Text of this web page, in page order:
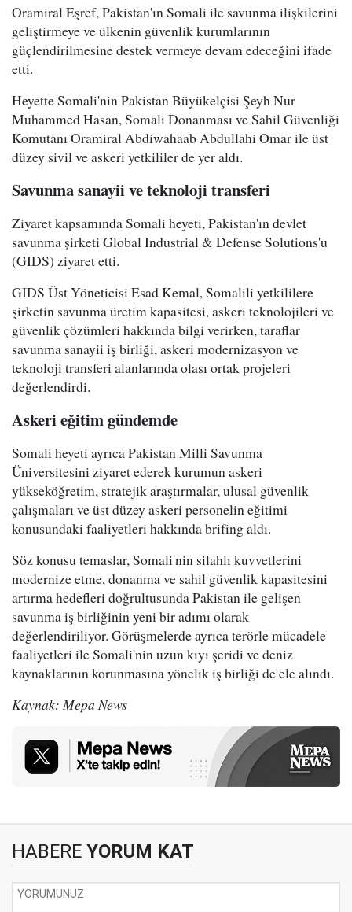
Oramiral Eşref, Pakistan'ın Somali ile savunma ilişkilerini
geliştirmeye ve ülkenin güvenlik kurumlarının
güçlendirilmesine destek vermeye devam edeceğini ifade
etti.
Heyette Somali'nin Pakistan Büyükelçisi Şeyh Nur
Muhammed Hasan, Somali Donanması ve Sahil Güvenliği
Komutanı Oramiral Abdiwahaab Abdullahi Omar ile üst
düzey sivil ve askeri yetkililer de yer aldı.
Savunma sanayii ve teknoloji transferi
Ziyaret kapsamında Somali heyeti, Pakistan'ın devlet
savunma şirketi Global Industrial & Defense Solutions'u
(GIDS) ziyaret etti.
GIDS Üst Yöneticisi Esad Kemal, Somalili yetkililere
şirketin savunma üretim kapasitesi, askeri teknolojileri ve
güvenlik çözümleri hakkında bilgi verirken, taraflar
savunma sanayii iş birliği, askeri modernizasyon ve
teknoloji transferi alanlarında olası ortak projeleri
değerlendirdi.
Askeri eğitim gündemde
Somali heyeti ayrıca Pakistan Milli Savunma
Üniversitesini ziyaret ederek kurumun askeri
yükseköğretim, stratejik araştırmalar, ulusal güvenlik
çalışmaları ve üst düzey askeri personelin eğitimi
konusundaki faaliyetleri hakkında brifing aldı.
Söz konusu temaslar, Somali'nin silahlı kuvvetlerini
modernize etme, donanma ve sahil güvenlik kapasitesini
artırma hedefleri doğrultusunda Pakistan ile gelişen
savunma iş birliğinin yeni bir adımı olarak
değerlendiriliyor. Görüşmelerde ayrıca terörle mücadele
faaliyetleri ile Somali'nin uzun kıyı şeridi ve deniz
kaynaklarının korunmasına yönelik iş birliği de ele alındı.
Kaynak: Mepa News
HABERE YORUM KAT